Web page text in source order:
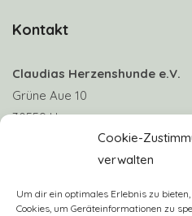
Cookie-
verwalten
Um dir ein optimales Erlebnis zu
Cookies, um Geräteinformationen zu
Kontakt
Claudias Herzenshunde e.V.
Grüne Aue 10
30559 Hannover
Telefon: +49 170 8063922